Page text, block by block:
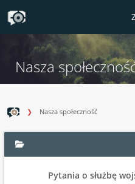
Nasza
Nasza społeczność
Pytania o służbę